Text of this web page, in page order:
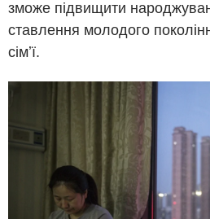
зможе підвищити
ставлення молодого
сімʼї.